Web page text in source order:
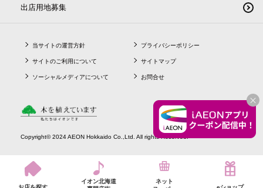
出店用地募集
当サイトの運営方針
サイトのご利用について
ソーシャルメディアについて
プライバシーポリシー
サイトマップ
お問合せ
Copyright© 2024 AEON Hokkaido Co.,Ltd. All rights Reserved.
イオン北海道
ネット